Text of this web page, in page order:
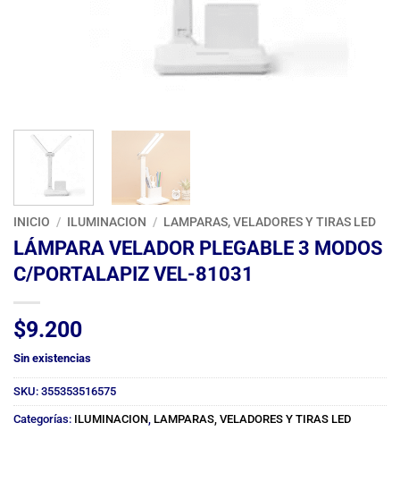
INICIO / ILUMINACION / LAMPARAS, VELADORES Y TIRAS LED
LÁMPARA VELADOR PLEGABLE 3 MODOS
C/PORTALAPIZ VEL-81031
$9.200
Sin existencias
SKU: 355353516575
Categorías: ILUMINACION LAMPARAS, VELADORES Y TIRAS LED